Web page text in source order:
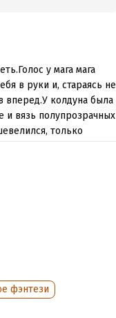
у мага мага
в руки и, стараясь не
вперед.У колдуна была
и вязь полупрозрачных
только
фэнтези